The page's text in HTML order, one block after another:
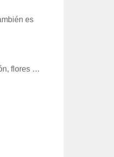
es
flores …